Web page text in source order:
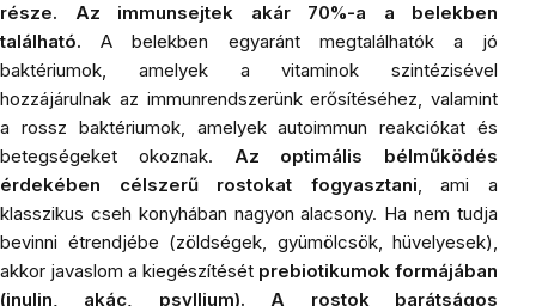
része. Az immunsejtek akár 70%-a a belekben
található. A belekben egyaránt megtalálhatók a jó
baktériumok, amelyek a vitaminok szintézisével
hozzájárulnak az immunrendszerünk erősítéséhez, valamint
a rossz baktériumok, amelyek autoimmun reakciókat és
betegségeket okoznak. Az optimális bélműködés
érdekében célszerű rostokat fogyasztani, ami a
klasszikus cseh konyhában nagyon alacsony. Ha nem tudja
bevinni étrendjébe (zöldségek, gyümölcsök, hüvelyesek),
akkor javaslom a kiegészítését prebiotikumok formájában
(inulin, akác, psyllium).
A rostok barátságos